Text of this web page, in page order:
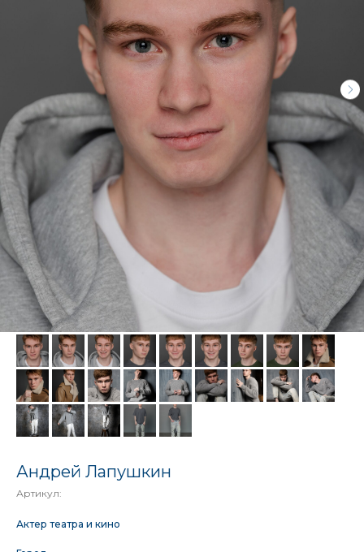
Андрей Лапушкин
Артикул:
Актер театра и кино